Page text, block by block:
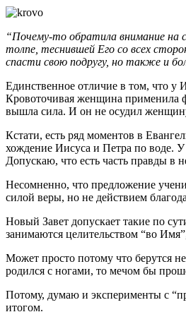
“Почему-то обратила внимание на
толпе, теснившей Его со всех
спасти свою подругу, но также и
Единственное отличие в том, что у
Кровоточивая женщина применила
вышла сила. И он не осудил
Кстати, есть ряд моментов в
хождение Иисуса и Петра по воде. У
Допускаю, что есть часть правды в
Несомненно, что предложение
силой веры, но не действием
Новый Завет допускает такие по
занимаются целительством “во
Может просто потому что берутся
родился с ногами, то мечом бы
Потому, думаю и эксперименты с
итогом.